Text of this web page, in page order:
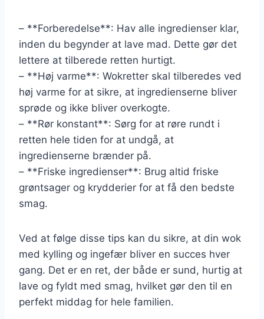
– **Forberedelse**: Hav alle ingredienser klar,
inden du begynder at lave mad. Dette gør det
lettere at tilberede retten hurtigt.
– **Høj varme**: Wokretter skal tilberedes ved
høj varme for at sikre, at ingredienserne bliver
sprøde og ikke bliver overkogte.
– **Rør konstant**: Sørg for at røre rundt i
retten hele tiden for at undgå, at
ingredienserne brænder på.
– **Friske ingredienser**: Brug altid friske
grøntsager og krydderier for at få den bedste
smag.
Ved at følge disse tips kan du sikre, at din wok
med kylling og ingefær bliver en succes hver
gang. Det er en ret, der både er sund, hurtig at
lave og fyldt med smag, hvilket gør den til en
perfekt middag for hele familien.